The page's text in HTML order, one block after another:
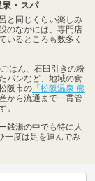
・スパ
と同じくらい楽しみ
のなかには、専門店
いるところも数多く
はん、石臼引きの粉
パンなど、地域の食
阪市の 「松阪温泉 熊
から流通まで一貫管
。
銭湯の中でも特に人
一度は足を運んでみ